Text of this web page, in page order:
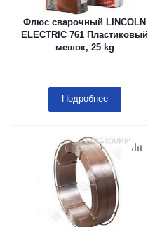
Флюс сварочный LINCOLN
ELECTRIC 761 Пластиковый
мешок, 25 kg
Подробнее